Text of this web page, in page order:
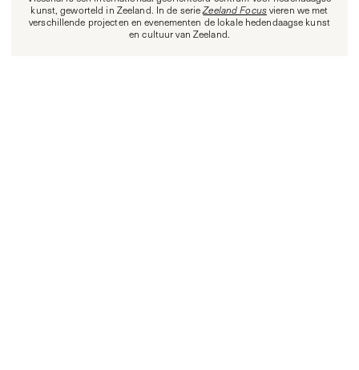
kunst, geworteld in Zeeland. In de serieZeeland Focusvieren we met
verschillende projecten en evenementen de lokale hedendaagse kunst
en cultuur van Zeeland.